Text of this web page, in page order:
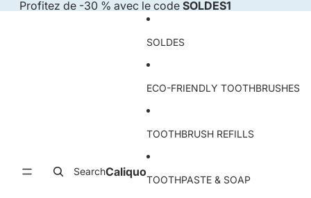
Profitez de -30 % avec le code SOLDES1
SearchCaliquo
SOLDES
ECO-FRIENDLY TOOTHBRUSHES
TOOTHBRUSH REFILLS
TOOTHPASTE & SOAP